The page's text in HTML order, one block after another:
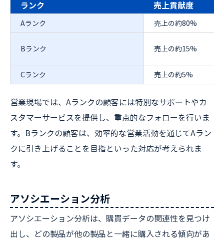
ランク 売上貢献度
Aランク 売上の約80%
Bランク 売上の約15%
Cランク 売上の約5%
営業現場では、Aランクの顧客には特別なサポートやカ
スタマーサービスを提供し、重点的なフォローを行いま
す。Bランクの顧客は、効率的な営業活動を通じてAラン
クに引き上げることを目指といった対応が考えられま
す。
アソシエーション分析
アソシエーション分析は、購買データの関連性を見つけ
出し、どの製品が他の製品と一緒に購入される傾向があ